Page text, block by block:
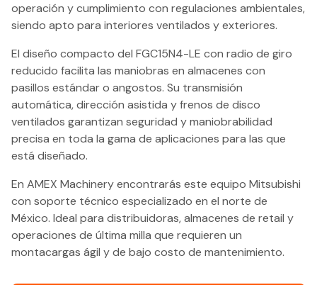
operación y cumplimiento con regulaciones ambientales,
siendo apto para interiores ventilados y exteriores.
El diseño compacto del FGC15N4-LE con radio de giro
reducido facilita las maniobras en almacenes con
pasillos estándar o angostos. Su transmisión
automática, dirección asistida y frenos de disco
ventilados garantizan seguridad y maniobrabilidad
precisa en toda la gama de aplicaciones para las que
está diseñado.
En AMEX Machinery encontrarás este equipo Mitsubishi
con soporte técnico especializado en el norte de
México. Ideal para distribuidoras, almacenes de retail y
operaciones de última milla que requieren un
montacargas ágil y de bajo costo de mantenimiento.